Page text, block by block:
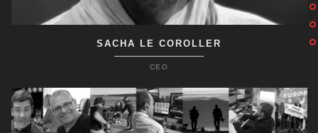
SACHA LE COROLLER
CEO